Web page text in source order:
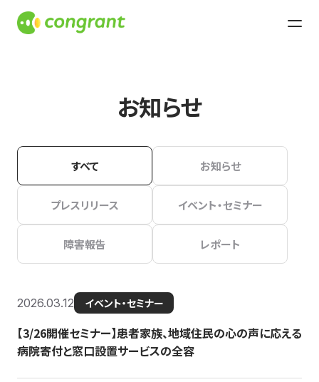
お知らせ
すべて お知らせ
プレスリリース イベント・セミナー
障害報告 レポート
2026.03.12 イベント・セミナー
【3/26開催セミナー】患者家族、地域住民の心の声に応える
病院寄付と窓口設置サービスの全容